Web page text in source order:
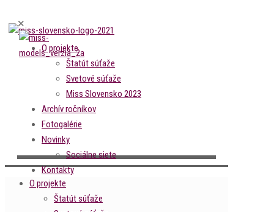
✕
O projekte
Štatút súťaže
Svetové súťaže
Miss Slovensko 2023
Archív ročníkov
Fotogalérie
Novinky
Sociálne siete
Kontakty
O projekte
Štatút súťaže